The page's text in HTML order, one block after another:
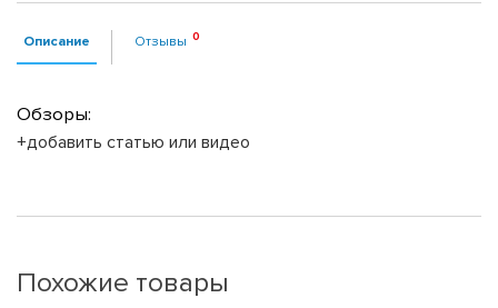
Описание Отзывы
Обзоры:
+добавить статью или видео
Похожие товары